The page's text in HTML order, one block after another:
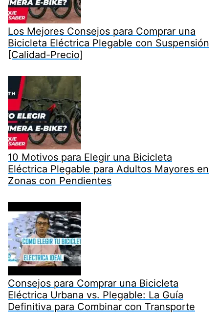
Los Mejores Consejos para Comprar una
Bicicleta Eléctrica Plegable con Suspensión
[Calidad-Precio]
10 Motivos para Elegir una Bicicleta
Eléctrica Plegable para Adultos Mayores en
Zonas con Pendientes
Consejos para Comprar una Bicicleta
Eléctrica Urbana vs. Plegable: La Guía
Definitiva para Combinar con Transporte